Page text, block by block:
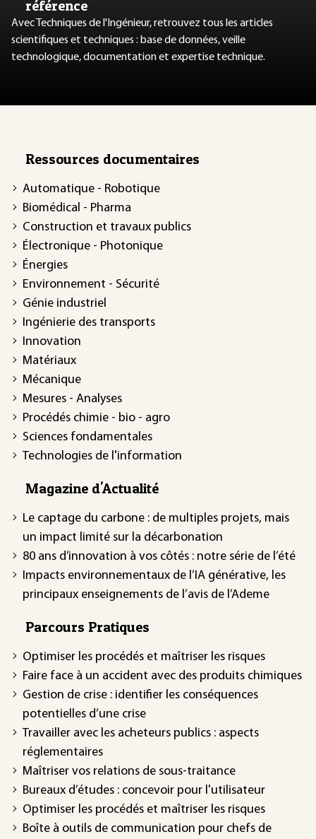
référence
Avec Techniques de l'Ingénieur, retrouvez tous les articles
scientifiques et techniques : base de données, veille
technologique, documentation et expertise technique.
Ressources documentaires
Automatique - Robotique
Biomédical - Pharma
Construction et travaux publics
Électronique - Photonique
Énergies
Environnement - Sécurité
Génie industriel
Ingénierie des transports
Innovation
Matériaux
Mécanique
Mesures - Analyses
Procédés chimie - bio - agro
Sciences fondamentales
Technologies de l'information
Magazine d'Actualité
Le captage du carbone : de multiples projets, mais
un impact limité sur la décarbonation
80 ans d’innovation à vos côtés : notre série de l’été
Impacts environnementaux de l’IA générative, les
principaux enseignements de l’avis de l’Ademe
Parcours Pratiques
Optimiser les procédés et maîtriser les risques
Faire face à un accident avec des produits chimiques
Gestion de crise : identifier les conséquences
potentielles d’une crise
Travailler avec les acheteurs publics : aspects
réglementaires
Maîtriser vos relations de sous-traitance
Bureaux d’études : concevoir pour l'utilisateur
Optimiser les procédés et maîtriser les risques
Boîte à outils de communication pour chefs de